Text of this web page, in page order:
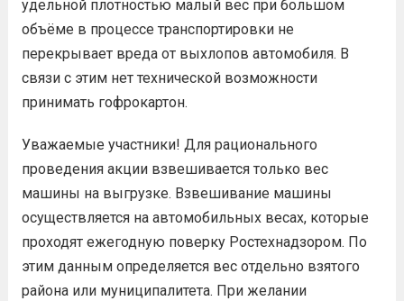
удельной плотностью малый вес при большом
объёме в процессе транспортировки не
перекрывает вреда от выхлопов автомобиля. В
связи с этим нет технической возможности
принимать гофрокартон.
Уважаемые участники! Для рационального
проведения акции взвешивается только вес
машины на выгрузке. Взвешивание машины
осуществляется на автомобильных весах, которые
проходят ежегодную поверку Ростехнадзором. По
этим данным определяется вес отдельно взятого
района или муниципалитета. При желании